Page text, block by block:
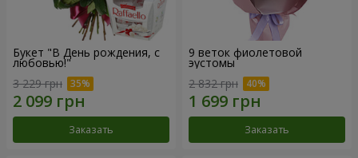
Букет "В День рождения, с
любовью!"
3 229 грн
Заказать
9 веток фиолетовой
эустомы
2 832 грн
Заказать